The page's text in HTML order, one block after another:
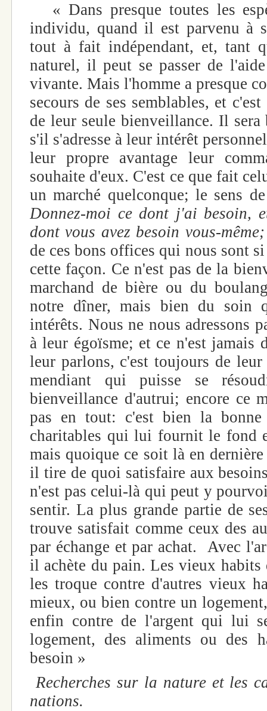
« Dans presque toutes les
individu, quand il est parvenu à
tout à fait indépendant, et, tant
naturel, il peut se passer de
vivante. Mais l'homme a presque
secours de ses semblables, et
de leur seule bienveillance. Il
s'il s'adresse à leur intérêt
leur propre avantage leur
souhaite d'eux. C'est ce que fait
un marché quelconque; le sens
Donnez-moi ce dont j'ai besoin,
dont vous avez besoin vous-
de ces bons offices qui nous sont
cette façon. Ce n'est pas de la
marchand de bière ou du
notre dîner, mais bien du soin
intérêts. Nous ne nous adressons
à leur égoïsme; et ce n'est jamais
leur parlons, c'est toujours de
mendiant qui puisse se
bienveillance d'autrui; encore ce
pas en tout: c'est bien la bonne
charitables qui lui fournit le fond
mais quoique ce soit là en
il tire de quoi satisfaire aux
n'est pas celui-là qui peut y
sentir. La plus grande partie de
trouve satisfait comme ceux des
par échange et par achat. Avec
il achète du pain. Les vieux
les troque contre d'autres vieux
mieux, ou bien contre un
enfin contre de l'argent qui lui
logement, des aliments ou des
besoin »
Recherches sur la nature et les
nations.